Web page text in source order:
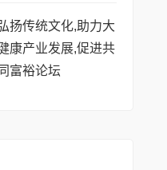
扬传统文化,助力大
康产业发展,促进共
同富裕论坛